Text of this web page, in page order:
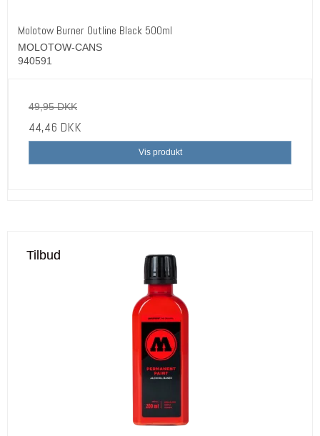
Molotow Burner Outline Black 500ml
MOLOTOW-CANS
940591
49,95 DKK
44,46 DKK
Vis produkt
Tilbud